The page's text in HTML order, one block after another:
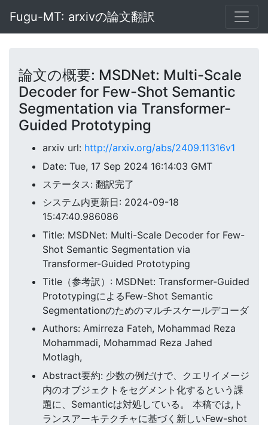
Fugu-MT: arxivの論文翻訳
論文の概要: MSDNet: Multi-Scale
Decoder for Few-Shot Semantic
Segmentation via Transformer-
Guided Prototyping
arxiv url: http://arxiv.org/abs/2409.11316v1
Date: Tue, 17 Sep 2024 16:14:03 GMT
ステータス: 翻訳完了
システム内更新日: 2024-09-18
15:47:40.986086
Title: MSDNet: Multi-Scale Decoder for Few-
Shot Semantic Segmentation via
Transformer-Guided Prototyping
Title（参考訳）: MSDNet: Transformer-Guided
PrototypingによるFew-Shot Semantic
Segmentationのためのマルチスケールデコーダ
Authors: Amirreza Fateh, Mohammad Reza
Mohammadi, Mohammad Reza Jahed
Motlagh,
Abstract要約: 少数の例だけで、クエリイメージ
内のオブジェクトをセグメント化するという課
題に、Semanticは対処している。 本稿では,ト
ランスアーキテクチャに基づく新しいFew-shot